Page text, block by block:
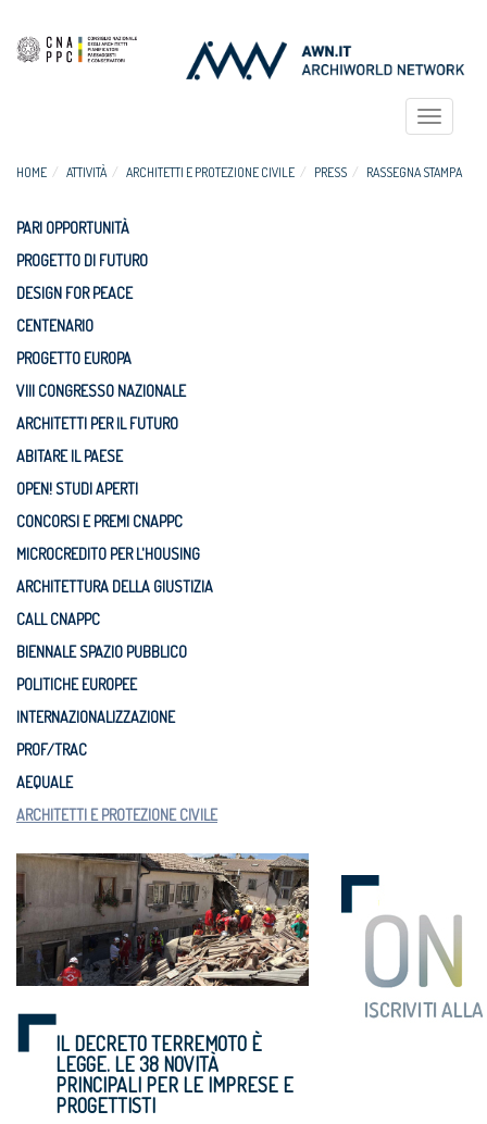
Toggle
HOME ATTIVITÀ ARCHITETTI E PROTEZIONE CIVILE PRESS RASSEGNA STAMPA
PARI OPPORTUNITÀ
PROGETTO DI FUTURO
DESIGN FOR PEACE
CENTENARIO
PROGETTO EUROPA
VIII CONGRESSO NAZIONALE
ARCHITETTI PER IL FUTURO
ABITARE IL PAESE
OPEN! STUDI APERTI
CONCORSI E PREMI CNAPPC
MICROCREDITO PER L'HOUSING
ARCHITETTURA DELLA GIUSTIZIA
CALL CNAPPC
BIENNALE SPAZIO PUBBLICO
POLITICHE EUROPEE
INTERNAZIONALIZZAZIONE
PROF/TRAC
AEQUALE
ARCHITETTI E PROTEZIONE CIVILE
IL DECRETO TERREMOTO È
LEGGE. LE 38 NOVITÀ
PRINCIPALI PER LE IMPRESE E
PROGETTISTI